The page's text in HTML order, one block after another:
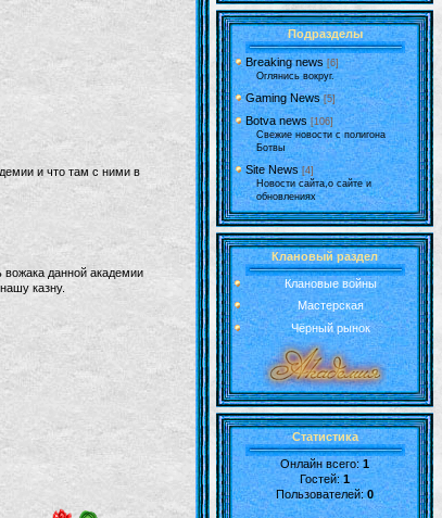
и что там с ними в
вожака данной академии
казну.
Подразделы
Breaking news [6]
Оглянись вокруг.
Gaming News [5]
Botva news [106]
Свежие новости с полигона
Ботвы
Site News [4]
Новости сайта,о сайте и
обновлениях
Клановый раздел
Клановые войны
Мастерская
Чёрный рынок
Статистика
Онлайн всего:1
Гостей:1
Пользователей:0